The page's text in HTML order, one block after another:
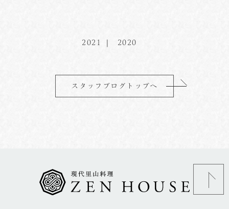
2021 2020
スタッフブログトップへ